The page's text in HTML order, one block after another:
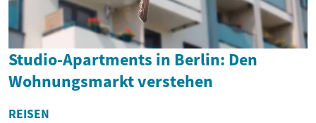
Studio-Apartments in Berlin: Den
Wohnungsmarkt verstehen
REISEN